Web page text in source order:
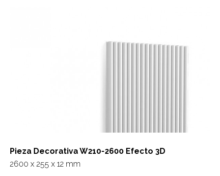
Pieza Decorativa W210-2600 Efecto 3D
2600 x 255 x 12 mm